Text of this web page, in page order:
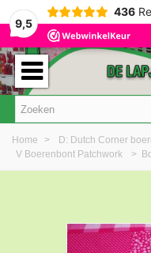
9,5
436
Home > D: Dutch Corner
V Boerenbont Patchwork
>